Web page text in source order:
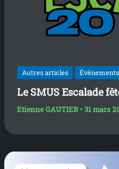
Autres articles Évènements
Le SMUS Escalade
Etienne GAUTIER • 31 mars